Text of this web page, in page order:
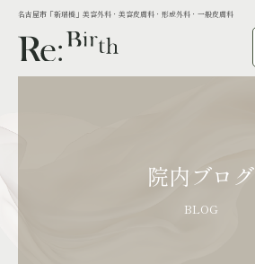
名古屋市「新瑞橋」美容外科・美容皮膚科・形成外科・一般皮膚科
院内ブログ
BLOG